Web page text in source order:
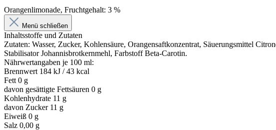
Orangenlimonade, Fruchtgehalt: 3 %
Menü schließen
Inhaltsstoffe und Zutaten
Zutaten: Wasser, Zucker, Kohlensäure, Orangensaftkonzentrat, Säuerungsmittel
Stabilisator Johannisbrotkernmehl, Farbstoff Beta-Carotin.
Nährwertangaben je 100 ml:
Brennwert 184 kJ / 43 kcal
Fett 0 g
davon gesättigte Fettsäuren 0 g
Kohlenhydrate 11 g
davon Zucker 11 g
Eiweiß 0 g
Salz 0,00 g